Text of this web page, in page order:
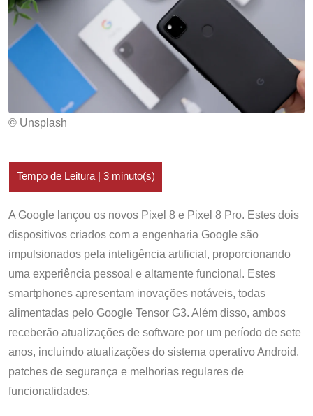
© Unsplash
A Google lançou os novos Pixel 8 e Pixel 8 Pro. Estes dois
dispositivos criados com a engenharia Google são
impulsionados pela inteligência artificial, proporcionando
uma experiência pessoal e altamente funcional. Estes
smartphones apresentam inovações notáveis, todas
alimentadas pelo Google Tensor G3. Além disso, ambos
receberão atualizações de software por um período de sete
anos, incluindo atualizações do sistema operativo Android,
patches de segurança e melhorias regulares de
funcionalidades.